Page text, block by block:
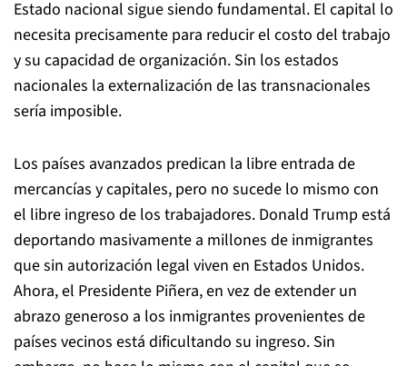
Estado nacional sigue siendo fundamental. El capital lo
necesita precisamente para reducir el costo del trabajo
y su capacidad de organización. Sin los estados
nacionales la externalización de las transnacionales
sería imposible.
Los países avanzados predican la libre entrada de
mercancías y capitales, pero no sucede lo mismo con
el libre ingreso de los trabajadores. Donald Trump está
deportando masivamente a millones de inmigrantes
que sin autorización legal viven en Estados Unidos.
Ahora, el Presidente Piñera, en vez de extender un
abrazo generoso a los inmigrantes provenientes de
países vecinos está dificultando su ingreso. Sin